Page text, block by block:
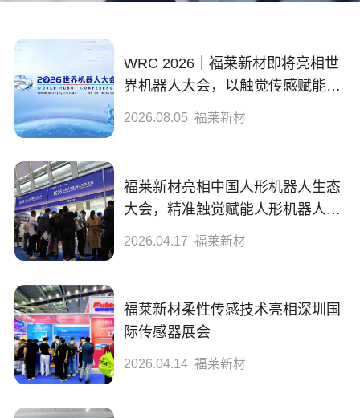
产品系列
FOS电阻式触觉传感系统
FOI工业检测系统
FOH医疗健康监测系统
FOB新能源电池检测系统
关于我们
业务
历史
WRC 2026｜福莱新材即将亮相世
界机器人大会，以触觉传感赋能物
理AI终端
2026.08.05 福莱新材
福莱新材亮相中国人形机器人生态
大会，精准触觉赋能人形机器人真
2026.04.17 福莱新材
福莱新材柔性传感技术亮相深圳国
际传感器展会
2026.04.14 福莱新材